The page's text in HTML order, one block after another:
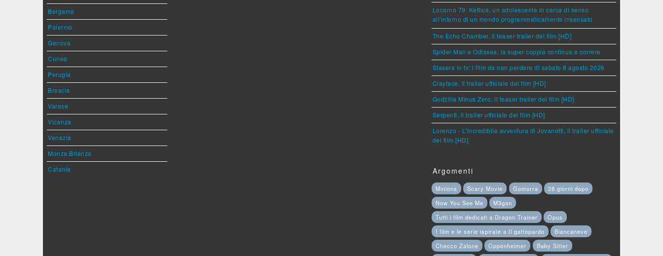
Bergamo
Palermo
Genova
Cuneo
Perugia
Brescia
Varese
Vicenza
Venezia
Monza Brianza
Catania
Locarno 79: Ketticè, un adolescente in cerca di senso
all'interno di un mondo programmaticamente insensato
The Echo Chamber, il teaser trailer del film [HD]
Spider Man e Odissea: la super coppia continua a correre
Stasera in tv: i film da non perdere di sabato 8 agosto 2026
Clayface, il trailer ufficiale del film [HD]
Godzilla Minus Zero, il teaser trailer del film [HD]
Serpenti, il trailer ufficiale del film [HD]
Lorenzo - L'incredibile avventura di Jovanotti, il trailer ufficiale
del film [HD]
Argomenti
Minions Scary Movie Gomorra
28 giorni dopo
Now You See Me
M3gan
Tutti i film dedicati a Dragon Trainer
Opus
I film e le serie ispirate a Il gattopardo
Biancaneve
Checco Zalone
Oppenheimer Baby Sitter